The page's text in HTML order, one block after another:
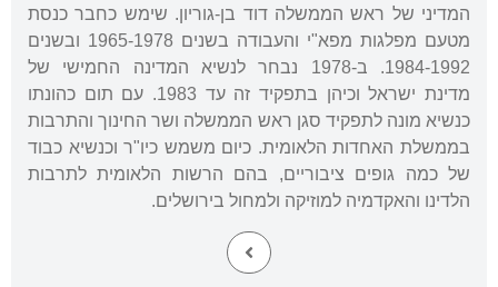
המדיני של ראש הממשלה דוד בן-גוריון. שימש כחבר כנסת
מטעם מפלגות מפא"י והעבודה בשנים 1965-1978 ובשנים
1984-1992. ב-1978 נבחר לנשיא המדינה החמישי של
מדינת ישראל וכיהן בתפקיד זה עד 1983. עם תום כהונתו
כנשיא מונה לתפקיד סגן ראש הממשלה ושר החינוך והתרבות
בממשלת האחדות הלאומית. כיום משמש כיו"ר וכנשיא כבוד
של כמה גופים ציבוריים, בהם הרשות הלאומית לתרבות
הלדינו והאקדמיה למוזיקה ולמחול בירושלים.